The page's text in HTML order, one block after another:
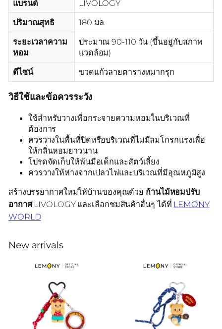
แบรนด์
LIVOLOGY
ปริมาณสุทธิ
180 มล.
ระยะเวลาความ
หอม
ประมาณ 90-110 วัน (ขึ้นอยู่กับสภาพ
แวดล้อม)
ดีไซน์
ขวดแก้วลายตารางหมากรุก
วิธีใช้และข้อควรระวัง
ใช้สำหรับวางเพื่อกระจายความหอมในบริเวณที่
ต้องการ
ควรวางในพื้นที่ปิดหรือบริเวณที่ไม่มีลมโกรกแรงเพื่อ
ให้กลิ่นหอมยาวนาน
โปรดจัดเก็บให้พ้นมือเด็กและสัตว์เลี้ยง
ควรวางให้ห่างจากเปลวไฟและบริเวณที่มีอุณหภูมิสูง
สร้างบรรยากาศใหม่ให้บ้านของคุณด้วย ก้านไม้หอมปรับ
อากาศLIVOLOGY และเลือกชมสินค้าอื่นๆ ได้ที่ LEMONY
WORLD
New arrivals